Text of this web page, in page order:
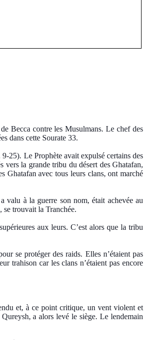
Becca contre les Musulmans. Le chef des
dans cette Sourate 33.
25). Le Prophète avait expulsé certains des
la grande tribu du désert des Ghatafan,
Ghatafan avec tous leurs clans, ont marché
valu à la guerre son nom, était achevée au
se trouvait la Tranchée.
aux leurs. C’est alors que la tribu
se protéger des raids. Elles n’étaient pas
trahison car les clans n’étaient pas encore
et, à ce point critique, un vent violent et
a alors levé le siège. Le lendemain